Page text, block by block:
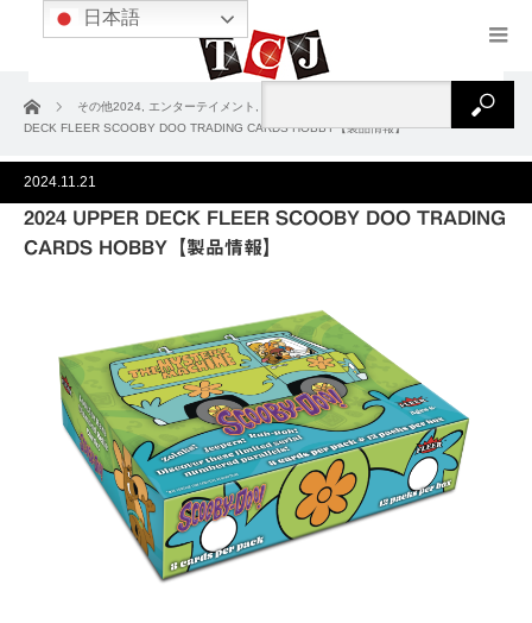
ホーム その他2024 エンターテイメント
2024 UPPER
DECK FLEER SCOOBY DOO TRADING CARDS HOBBY【製品情報】
2024.11.21
2024 UPPER DECK FLEER SCOOBY DOO TRADING
CARDS HOBBY【製品情報】
日本語